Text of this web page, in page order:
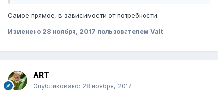
Самое прямое, в зависимости от потребности.
Изменено 28 ноября, 2017 пользователем Valt
ART
Опубликовано: 28 ноября, 2017